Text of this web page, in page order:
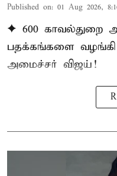
Published on: 01 Aug 2026,
✦ 600 காவல்துறை
பதக்கங்களை வழங்கி
அமைச்சர் விஜய்!